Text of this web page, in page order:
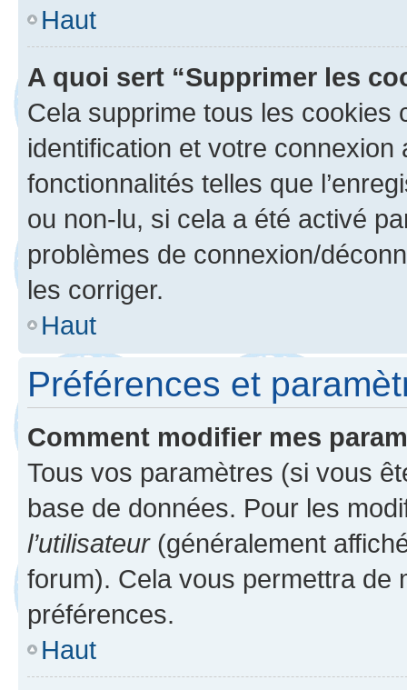
Haut
A quoi sert “Supprimer les
Cela supprime tous les cookies
identification et votre
fonctionnalités telles que
ou non-lu, si cela a été activé
problèmes de connexion/
les corriger.
Haut
Préférences et
Comment modifier mes
Tous vos paramètres (si vous
base de données. Pour les
l’utilisateur(généralement
forum). Cela vous permettra de
préférences.
Haut